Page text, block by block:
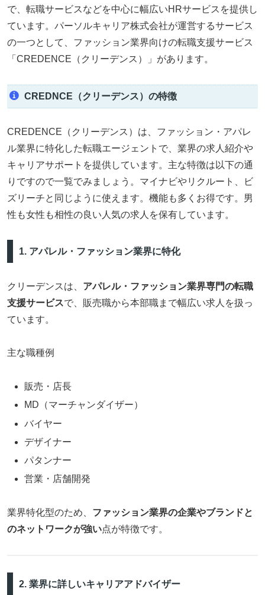
で、転職サービスなどを中心に幅広いHRサービスを提供し
ています。パーソルキャリア株式会社が運営するサービス
の一つとして、ファッション業界向けの転職支援サービス
「CREDENCE（クリーデンス）」があります。
CREDNCE（クリーデンス）の特徴
CREDENCE（クリーデンス）は、ファッション・アパレ
ル業界に特化した転職エージェントで、業界の求人紹介や
キャリアサポートを提供しています。主な特徴は以下の通
りですので一覧でみましょう。マイナビやリクルート、ビ
ズリーチと同じように使えます。機能も多くお得です。男
性も女性も相性の良い人気の求人を保有しています。
1. アパレル・ファッション業界に特化
クリーデンスは、 アパレル・ファッション業界専門の転職
支援サービスで、販売職から本部職まで幅広い求人を扱っ
ています。
主な職種例
販売・店長
MD（マーチャンダイザー）
バイヤー
デザイナー
パタンナー
営業・店舗開発
業界特化型のため、 ファッション業界の企業やブランドと
のネットワークが強い点が特徴です。
2. 業界に詳しいキャリアアドバイザー